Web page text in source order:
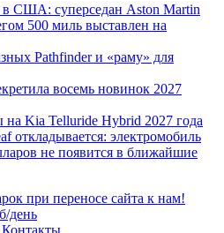
в США: суперседан Aston Martin
500 миль выставлен на
Pathfinder и «раму» для
восемь новинок 2027
Kia Telluride Hybrid 2027 года
откладывается: электромобиль
не появится в ближайшие
Контакты